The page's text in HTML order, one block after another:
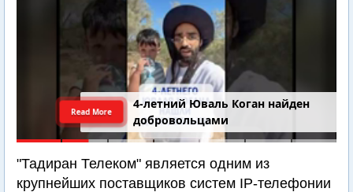
4-летний Юваль Коган найден
добровольцами
Read More
"Тадиран Телеком" является одним из
крупнейших поставщиков систем IP-телефонии